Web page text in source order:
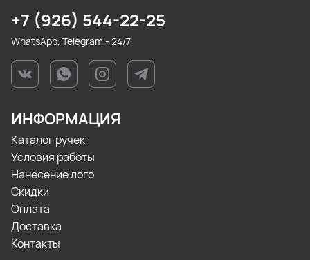
+7 (926) 544-22-25
WhatsApp, Telegram - 24/7
ИНФОРМАЦИЯ
Каталог ручек
Условия работы
Нанесение лого
Скидки
Оплата
Доставка
Контакты